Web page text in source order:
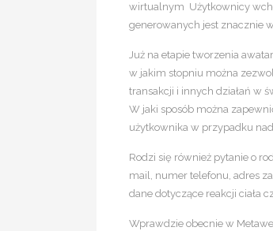
wirtualnym Użytkownicy
generowanych jest znacznie
Już na etapie tworzenia
w jakim stopniu można
transakcji i innych działań w
W jaki sposób można
użytkownika w przypadku
Rodzi się również pytanie o
mail, numer telefonu, adres
dane dotyczące reakcji ciała
Wprawdzie obecnie w